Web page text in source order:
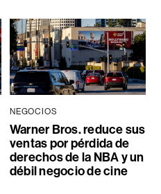
NEGOCIOS
Warner Bros. reduce sus
ventas por pérdida de
derechos de la NBA y un
débil negocio de cine